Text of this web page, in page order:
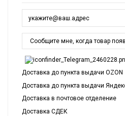
Доставка до пункта выдачи OZON
Доставка до пункта выдачи
Доставка в почтовое отделение
Доставка СДЕК